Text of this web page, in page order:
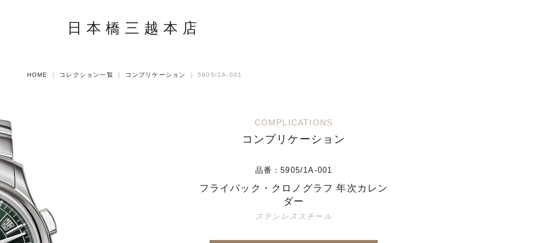
日本橋三越本店
HOME コレクション一覧 コンプリケーション 5905/1A-001
COMPLICATIONS
コンプリケーション
品番：5905/1A-001
フライバック・クロノグラフ 年次カレン
ダー
ステンレススチール